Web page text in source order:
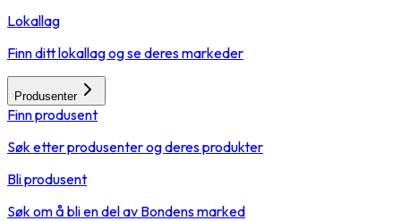
Lokallag
Finn ditt lokallag og se deres markeder
Produsenter
Finn produsent
Søk etter produsenter og deres produkter
Bli produsent
Søk om å bli en del av Bondens marked